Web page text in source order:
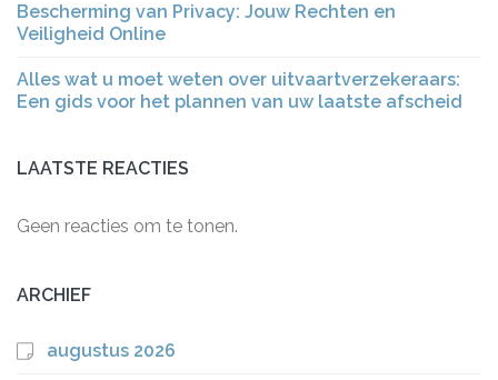
Bescherming van Privacy: Jouw Rechten en
Veiligheid Online
Alles wat u moet weten over uitvaartverzekeraars:
Een gids voor het plannen van uw laatste afscheid
LAATSTE REACTIES
Geen reacties om te tonen.
ARCHIEF
augustus 2026